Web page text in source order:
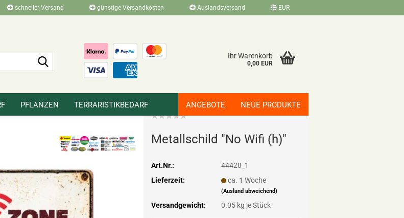
schneller Versand günstige Versandkosten Auslandsversand EUR
Ihr Warenkorb
0,00 EUR
PFLANZEN TERRARISTIKBEDARF ANGEBOTE NEUE PRODUKTE
Me­tall­schild "No Wifi (h)"
Art.Nr.:
44428_1
Lieferzeit:
ca. 1 Woche
(Ausland abweichend)
Versandgewicht: 0.05kg je Stück